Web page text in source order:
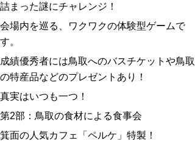
詰まった謎にチャレンジ！
会場内を巡る、ワクワクの体験型ゲームで
す。
成績優秀者には鳥取へのバスチケットや鳥取
の特産品などのプレゼントあり！
真実はいつも一つ！
第2部：鳥取の食材による食事会
箕面の人気カフェ「ペルケ」特製！